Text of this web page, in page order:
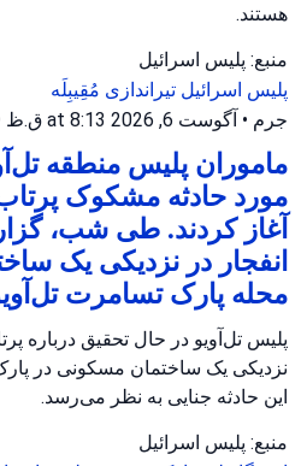
هستند.
منبع: پلیس اسرائیل
پلیس اسرائیل تیراندازی مُقِیبِلَه
جرم • آگوست 6, 2026 at 8:13 ق.ظ
ماموران پلیس منطقه
مورد حادثه مشکوک
آغاز کردند. طی شب،
انفجار در نزدیکی یک
محله پارک تسامرت
پلیس تل‌آویو در حال تحقیق درباره
نزدیکی یک ساختمان مسکونی در
این حادثه جنایی به نظر می‌رسد.
منبع: پلیس اسرائیل